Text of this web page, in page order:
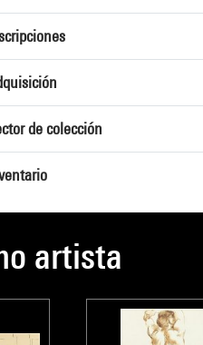
de colección
artista